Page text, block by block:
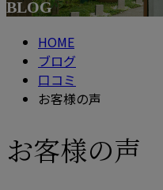
BLOG
HOME
ブログ
口コミ
お客様の声
お客様の声